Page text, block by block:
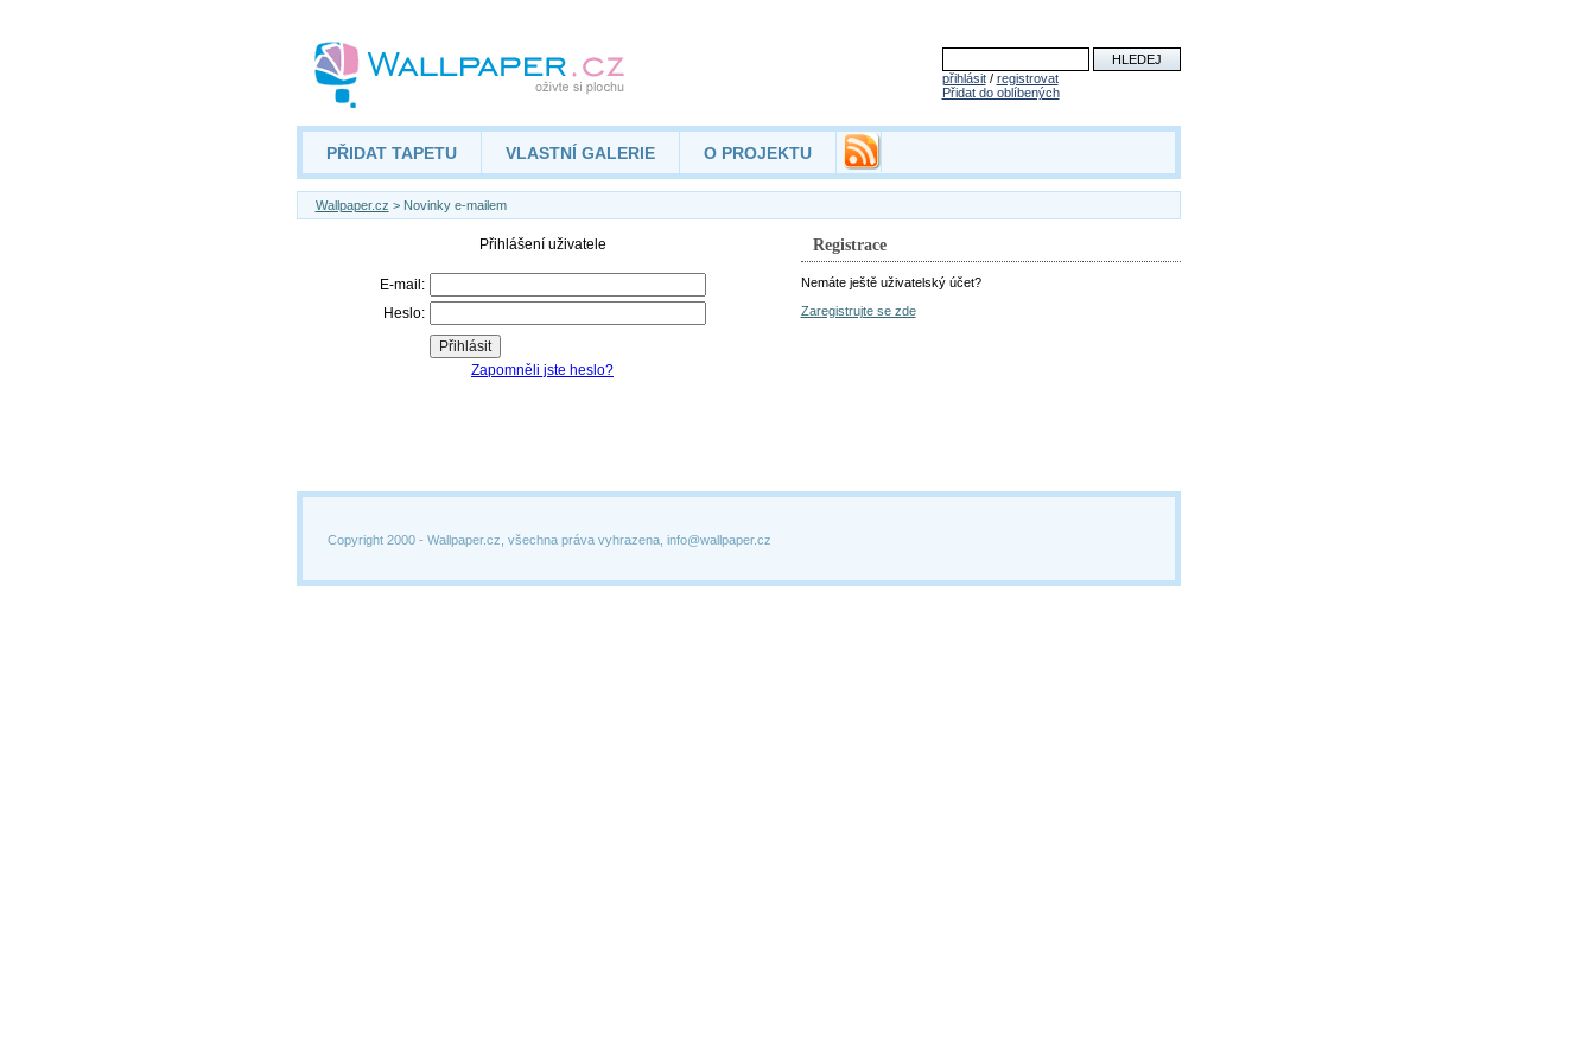
přihlásit/ registrovat
Přidat do oblíbených
PŘIDAT TAPETU VLASTNÍ GALERIE O PROJEKTU
Wallpaper.cz > Novinky e-mailem
Registrace
Nemáte ještě uživatelský účet?
Zaregistrujte se zde
Copyright 2000 - Wallpaper.cz, všechna práva vyhrazena, info@wallpaper.cz